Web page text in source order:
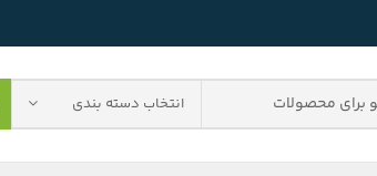
انتخاب دسته بندی